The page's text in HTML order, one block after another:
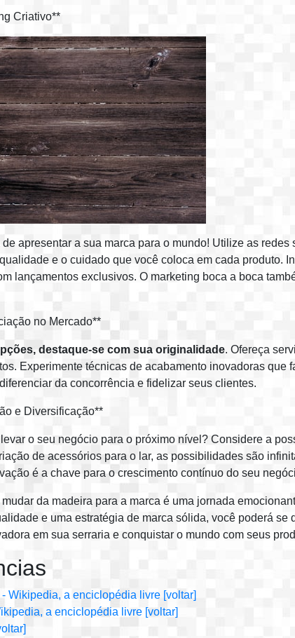
Criativo**
apresentar a sua marca para o mundo! Utilize as
e o cuidado que você coloca em cada produto.
lançamentos exclusivos. O marketing boca a boca
no Mercado**
destaque-se com sua originalidade. Ofereça
Experimente técnicas de acabamento inovadoras
da concorrência e fidelizar seus clientes.
e Diversificação**
o seu negócio para o próximo nível? Considere a
de acessórios para o lar, as possibilidades são
é a chave para o crescimento contínuo do seu
da madeira para a marca é uma jornada
e uma estratégia de marca sólida, você poderá
em sua serraria e conquistar o mundo com seus
- Wikipedia, a enciclopédia livre [voltar]
a enciclopédia livre [voltar]